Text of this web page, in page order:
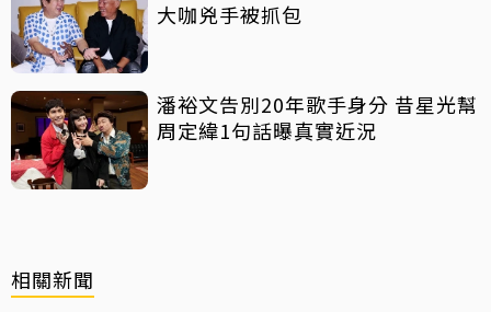
大咖兇手被抓包
潘裕文告別20年歌手身分 昔星光幫
周定緯1句話曝真實近況
相關新聞